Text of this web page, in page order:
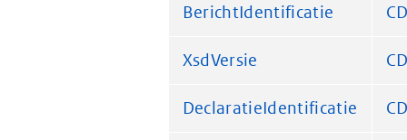
BerichtIdentificatie
XsdVersie
DeclaratieIdentificatie